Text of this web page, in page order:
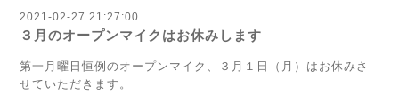
2021-02-27 21:27:00
３月のオープンマイクはお休みします
第一月曜日恒例のオープンマイク、３月１日（月）はお休みさ
せていただきます。